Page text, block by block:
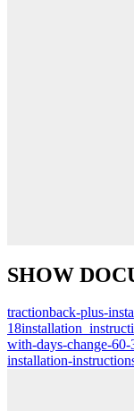
SHOW
tractionback-plus-
18
with-days-change-60-
installation-